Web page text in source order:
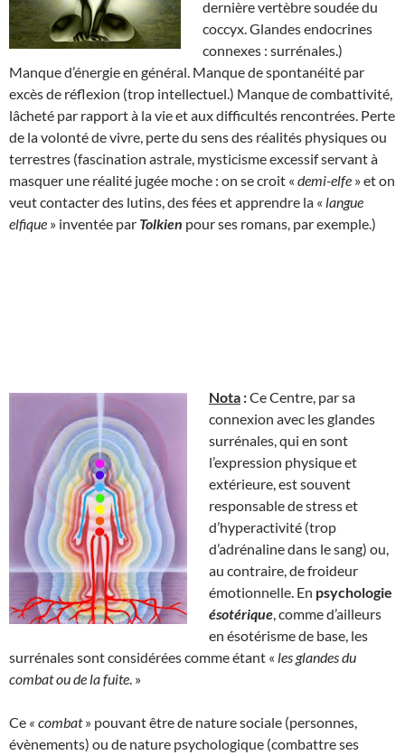
dernière vertèbre soudée du
coccyx. Glandes endocrines
connexes : surrénales.)
Manque d’énergie en général. Manque de spontanéité par
excès de réflexion (trop intellectuel.) Manque de combattivité,
lâcheté par rapport à la vie et aux difficultés rencontrées. Perte
de la volonté de vivre, perte du sens des réalités physiques ou
terrestres (fascination astrale, mysticisme excessif servant à
masquer une réalité jugée moche : on se croit « demi-elfe » et on
veut contacter des lutins, des fées et apprendre la « langue
elfique » inventée par Tolkien pour ses romans, par exemple.)
Nota :Ce Centre, par sa
connexion avec les glandes
surrénales, qui en sont
l’expression physique et
extérieure, est souvent
responsable de stress et
d’hyperactivité (trop
d’adrénaline dans le sang) ou,
au contraire, de froideur
émotionnelle. En psychologie
ésotérique, comme d’ailleurs
en ésotérisme de base, les
surrénales sont considérées comme étant « les glandes du
combat ou de la fuite. »
Ce « combat» pouvant être de nature sociale (personnes,
évènements) ou de nature psychologique (combattre ses